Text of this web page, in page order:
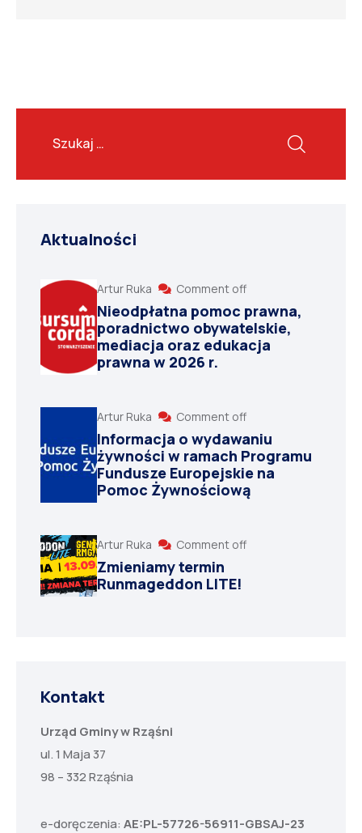
Aktualności
Artur Ruka Comment off
Nieodpłatna pomoc prawna,
poradnictwo obywatelskie,
mediacja oraz edukacja
prawna w 2026 r.
Artur Ruka Comment off
Informacja o wydawaniu
żywności w ramach Programu
Fundusze Europejskie na
Pomoc Żywnościową
Artur Ruka Comment off
Zmieniamy termin
Runmageddon LITE!
Kontakt
Urząd Gminy w Rząśni
ul. 1 Maja 37
98 – 332 Rząśnia
e-doręczenia: AE:PL-57726-56911-GBSAJ-23